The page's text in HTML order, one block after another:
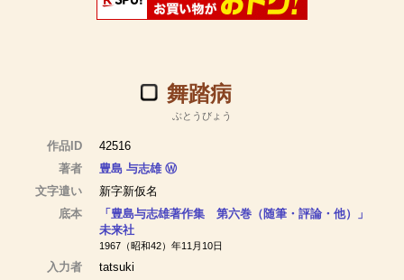
舞踏病
ぶとうびょう
作品ID
42516
著者
豊島 与志雄 Ⓦ
文字遣い
新字新仮名
底本
「豊島与志雄著作集 第六巻（随筆・評論・他）」
未来社
1967（昭和42）年11月10日
入力者
tatsuki